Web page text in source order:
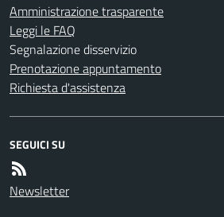
Amministrazione trasparente
Leggi le FAQ
Segnalazione disservizio
Prenotazione appuntamento
Richiesta d'assistenza
SEGUICI SU
Newsletter